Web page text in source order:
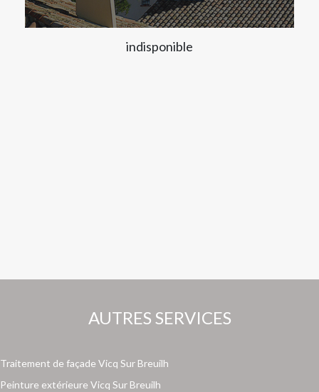
indisponible
AUTRES SERVICES
Traitement de façade Vicq Sur Breuilh
Peinture extérieure Vicq Sur Breuilh